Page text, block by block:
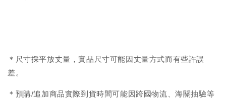
＊尺寸採平放丈量，實品尺寸可能因丈量方式而有些許誤
差。
＊預購/追加商品實際到貨時間可能因跨國物流、海關抽驗等